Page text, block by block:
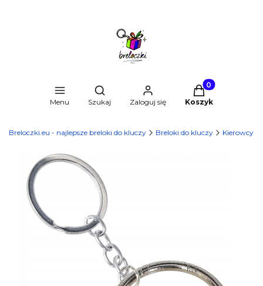
Menu
Otwórz wyszukiwarkę
Szukaj Zaloguj się
Produkty w
Koszyk
Breloczki.eu - najlepsze breloki do kluczy Breloki do kluczy Kierowcy